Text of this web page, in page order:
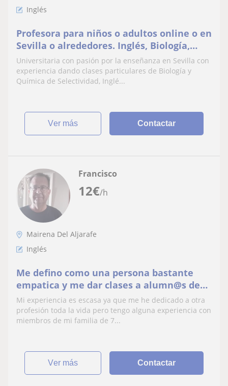
Inglés
Profesora para niños o adultos online o en
Sevilla o alrededores. Inglés, Biología,
Química, Matemáticas, Primaria, ESO,
entre otras.
Universitaria con pasión por la enseñanza en Sevilla con
experiencia dando clases particulares de Biología y
Química de Selectividad, Inglé...
ver más Contactar
12€/h
Francisco
Mairena Del Aljarafe
Inglés
Me defino como una persona bastante
empatica y me dar clases a alumn@s de
primaria
Mi experiencia es escasa ya que me he dedicado a otra
profesión toda la vida pero tengo alguna experiencia con
miembros de mi familia de 7...
ver más Contactar